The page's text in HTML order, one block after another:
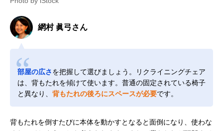
網村 眞弓さん
部屋の広さを把握して選びましょう。リクライニングチェア
は、背もたれを傾けて使います。普通の固定されている椅子
と異なり、 背もたれの後ろにスペースが必要です。
背もたれを倒すたびに本体を動かすとなると面倒になり、使わな